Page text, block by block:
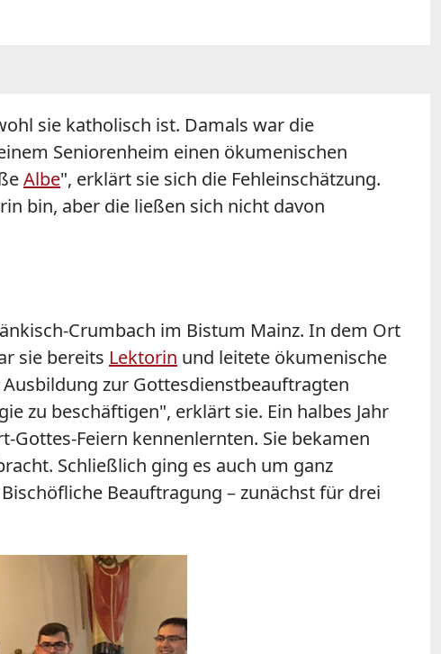
sie katholisch ist. Damals war die
Seniorenheim einen ökumenischen
Albe", erklärt sie sich die Fehleinschätzung.
bin, aber die ließen sich nicht davon
Crumbach im Bistum Mainz. In dem Ort
sie bereits Lektorin und leitete ökumenische
zur Gottesdienstbeauftragten
zu beschäftigen", erklärt sie. Ein halbes Jahr
Feiern kennenlernten. Sie bekamen
Schließlich ging es auch um ganz
Beauftragung – zunächst für drei